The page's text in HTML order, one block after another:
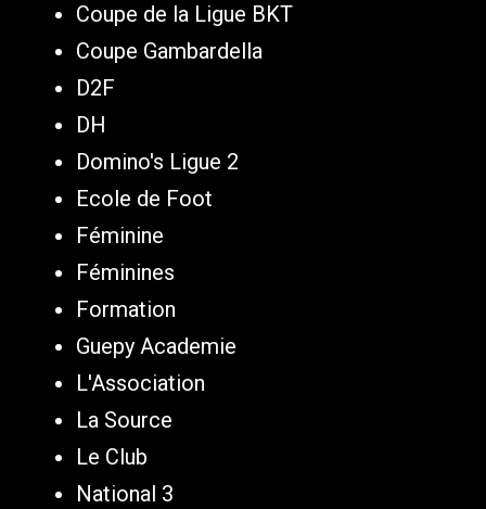
Coupe de la Ligue BKT
Coupe Gambardella
D2F
DH
Domino's Ligue 2
Ecole de Foot
Féminine
Féminines
Formation
Guepy Academie
L'Association
La Source
Le Club
National 3